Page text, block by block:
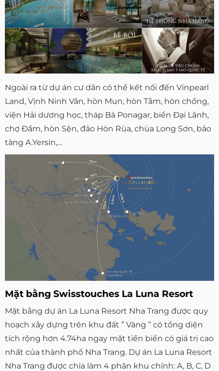
Ngoài ra từ dự án cư dân có thể kết nối đến Vinpearl
Land, Vịnh Ninh Vân, hòn Mun, hòn Tằm, hòn chồng,
viện Hải dương học, tháp Bà Ponagar, biển Đại Lãnh,
chợ Đầm, hòn Sện, đảo Hòn Rùa, chùa Long Sơn, bảo
tàng A.Yersin,…
Mặt bằng Swisstouches La Luna Resort
Mặt bằng dự án La Luna Resort Nha Trang được quy
hoạch xây dựng trên khu đất ” Vàng ” có tổng diện
tích rộng hơn 4.74ha ngay mặt tiền biển có giá trị cao
nhất của thành phố Nha Trang. Dự án La Luna Resort
Nha Trang được chia làm 4 phân khu chính: A, B, C, D